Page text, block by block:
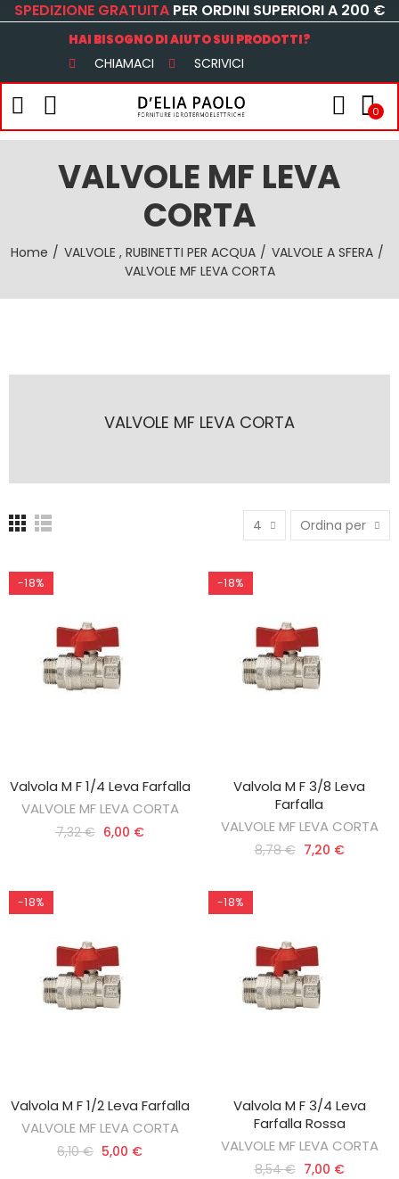
SPEDIZIONE GRATUITA PER ORDINI SUPERIORI A 200 €
HAI BISOGNO DI AIUTO SUI PRODOTTI?
CHIAMACI SCRIVICI
0
VALVOLE MF LEVA
CORTA
Home VALVOLE , RUBINETTI PER ACQUA
VALVOLE A SFERA
VALVOLE MF LEVA CORTA
VALVOLE MF LEVA CORTA
4 Ordina per
-18%
AGGIUNGI AL CARRELLO
Valvola M F 1/4 Leva Farfalla
VALVOLE MF LEVA CORTA
7,32 € 6,00 €
-18%
AGGIUNGI AL CARRELLO
Valvola M F 3/8 Leva
Farfalla
VALVOLE MF LEVA CORTA
8,78 € 7,20 €
-18%
AGGIUNGI AL CARRELLO
Valvola M F 1/2 Leva Farfalla
VALVOLE MF LEVA CORTA
6,10 € 5,00 €
-18%
AGGIUNGI AL CARRELLO
Valvola M F 3/4 Leva
Farfalla Rossa
VALVOLE MF LEVA CORTA
8,54 € 7,00 €